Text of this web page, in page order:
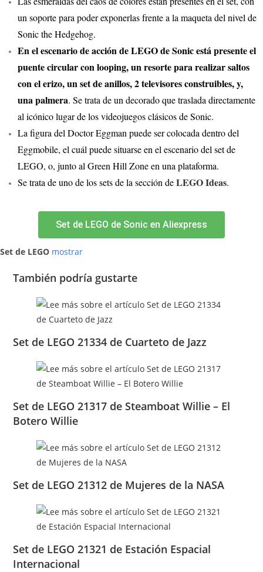
un soporte para poder exponerlas frente a la maqueta del nivel de
Sonic the Hedgehog.
En el escenario de acción de LEGO de Sonic está presente el
puente circular con looping, un resorte para realizar saltos
con el erizo, un set de anillos, 2 televisores construibles, y,
una palmera. Se trata de un decorado que traslada directamente
al icónico lugar de los videojuegos clásicos de Sonic.
La figura del Doctor Eggman puede ser colocada dentro del
Eggmobile, el cuál puede situarse en el escenario del set de
LEGO, o, junto al Green Hill Zone en una plataforma.
Se trata de uno de los sets de la sección deLEGO Ideas.
Set de LEGO de Sonic en Aliexpress
Set de LEGO mostrar
También podría gustarte
Set de LEGO 21334 de Cuarteto de Jazz
Set de LEGO 21317 de Steamboat Willie – El
Botero Willie
Set de LEGO 21312 de Mujeres de la NASA
Set de LEGO 21321 de Estación Espacial
Internacional